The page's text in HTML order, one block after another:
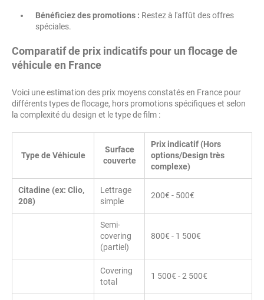
Bénéficiez des promotions : Restez à l'affût des offres
spéciales.
Comparatif de prix indicatifs pour un flocage de
véhicule en France
Voici une estimation des prix moyens constatés en France pour
différents types de flocage, hors promotions spécifiques et selon
la complexité du design et le type de film :
Type de Véhicule
Surface
couverte
Prix indicatif (Hors
options/Design très
complexe)
Citadine (ex: Clio,
208)
Lettrage
simple
200€ - 500€
Semi-
covering
(partiel)
800€ - 1 500€
Covering
total
1 500€ - 2 500€